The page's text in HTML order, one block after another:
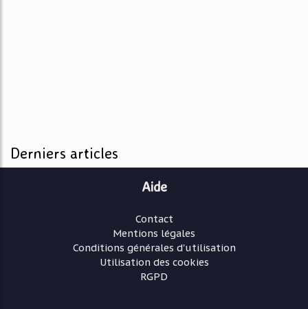
Derniers articles
Aide
Contact
Mentions légales
Conditions générales d'utilisation
Utilisation des cookies
RGPD